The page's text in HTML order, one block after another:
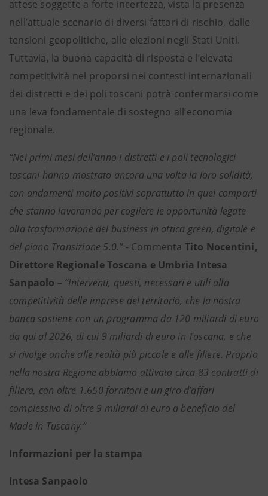
attese soggette a forte incertezza, vista la presenza
nell’attuale scenario di diversi fattori di rischio, dalle
tensioni geopolitiche, alle elezioni negli Stati Uniti.
Tuttavia, la buona capacità di risposta e l’elevata
competitività nel proporsi nei contesti internazionali
dei distretti e dei poli toscani potrà confermarsi come
una leva fondamentale di sostegno all’economia
regionale.
“Nei primi mesi dell’anno i distretti e i poli tecnologici
toscani hanno mostrato ancora una volta la loro solidità,
con andamenti molto positivi soprattutto in quei comparti
che stanno lavorando per cogliere le opportunità legate
alla trasformazione del business in ottica green, digitale e
del piano Transizione 5.0.” - Commenta Tito Nocentini,
Direttore Regionale Toscana e Umbria Intesa
Sanpaolo – “Interventi, questi, necessari e utili alla
competitività delle imprese del territorio, che la nostra
banca sostiene con un programma da 120 miliardi di euro
da qui al 2026, di cui 9 miliardi di euro in Toscana, e che
si rivolge anche alle realtà più piccole e alle filiere. Proprio
nella nostra Regione abbiamo attivato circa 83 contratti di
filiera, con oltre 1.650 fornitori e un giro d’affari
complessivo di oltre 9 miliardi di euro a beneficio del
Made in Tuscany.”
Informazioni per la stampa
Intesa Sanpaolo